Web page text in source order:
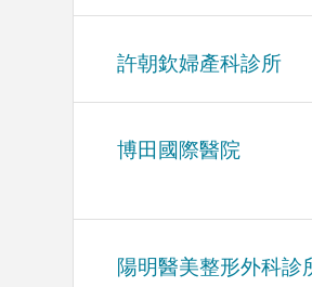
許朝欽婦產科診所
博田國際醫院
陽明醫美整形外科診